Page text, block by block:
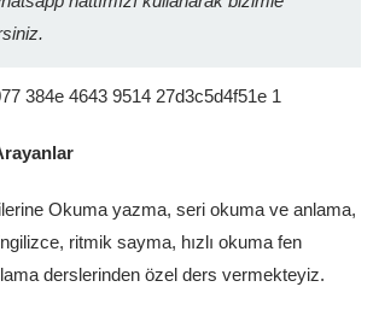
Okuma yazma, seri okuma ve anlama,
ritmik sayma, hızlı okuma fen
derslerinden özel ders vermekteyiz.